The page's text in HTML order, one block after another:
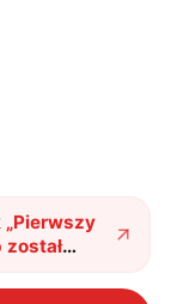
„Pierwszy